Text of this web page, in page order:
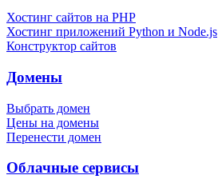
Хостинг сайтов на PHP
Хостинг приложений Python и Node.js
Конструктор сайтов
Домены
Выбрать домен
Цены на домены
Перенести домен
Облачные сервисы